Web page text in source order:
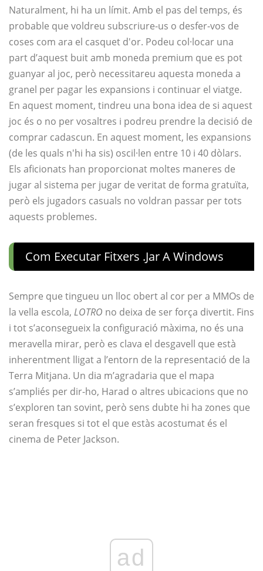
Naturalment, hi ha un límit. Amb el pas del temps, és
probable que voldreu subscriure-us o desfer-vos de
coses com ara el casquet d'or. Podeu col·locar una
part d’aquest buit amb moneda premium que es pot
guanyar al joc, però necessitareu aquesta moneda a
granel per pagar les expansions i continuar el viatge.
En aquest moment, tindreu una bona idea de si aquest
joc és o no per vosaltres i podreu prendre la decisió de
comprar cadascun. En aquest moment, les expansions
(de les quals n'hi ha sis) oscil·len entre 10 i 40 dòlars.
Els aficionats han proporcionat moltes maneres de
jugar al sistema per jugar de veritat de forma gratuïta,
però els jugadors casuals no voldran passar per tots
aquests problemes.
Com Executar Fitxers .jar A Windows
Sempre que tingueu un lloc obert al cor per a MMOs de
la vella escola, LOTRO no deixa de ser força divertit. Fins
i tot s’aconsegueix la configuració màxima, no és una
meravella mirar, però es clava el desgavell que està
inherentment lligat a l’entorn de la representació de la
Terra Mitjana. Un dia m’agradaria que el mapa
s’ampliés per dir-ho, Harad o altres ubicacions que no
s’exploren tan sovint, però sens dubte hi ha zones que
seran fresques si tot el que estàs acostumat és el
cinema de Peter Jackson.
ad